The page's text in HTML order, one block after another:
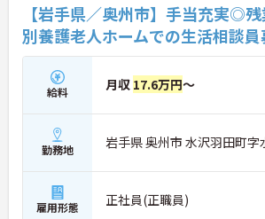
【岩手県／奥州市】手当充実◎
別養護老人ホームでの生活相談
給料 月収 17.6万円～
勤務地 岩手県 奥州市 水沢羽田町
雇用形態 正社員(正職員)